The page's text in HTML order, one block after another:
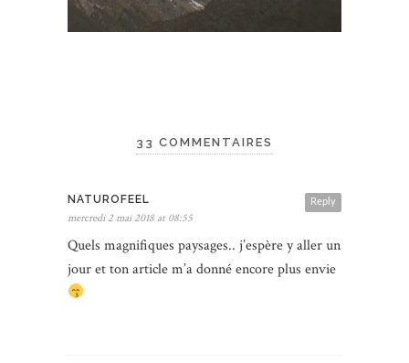
33 COMMENTAIRES
Reply
NATUROFEEL
mercredi 2 mai 2018 at 08:55
Quels magnifiques paysages.. j’espère y aller un
jour et ton article m’a donné encore plus envie